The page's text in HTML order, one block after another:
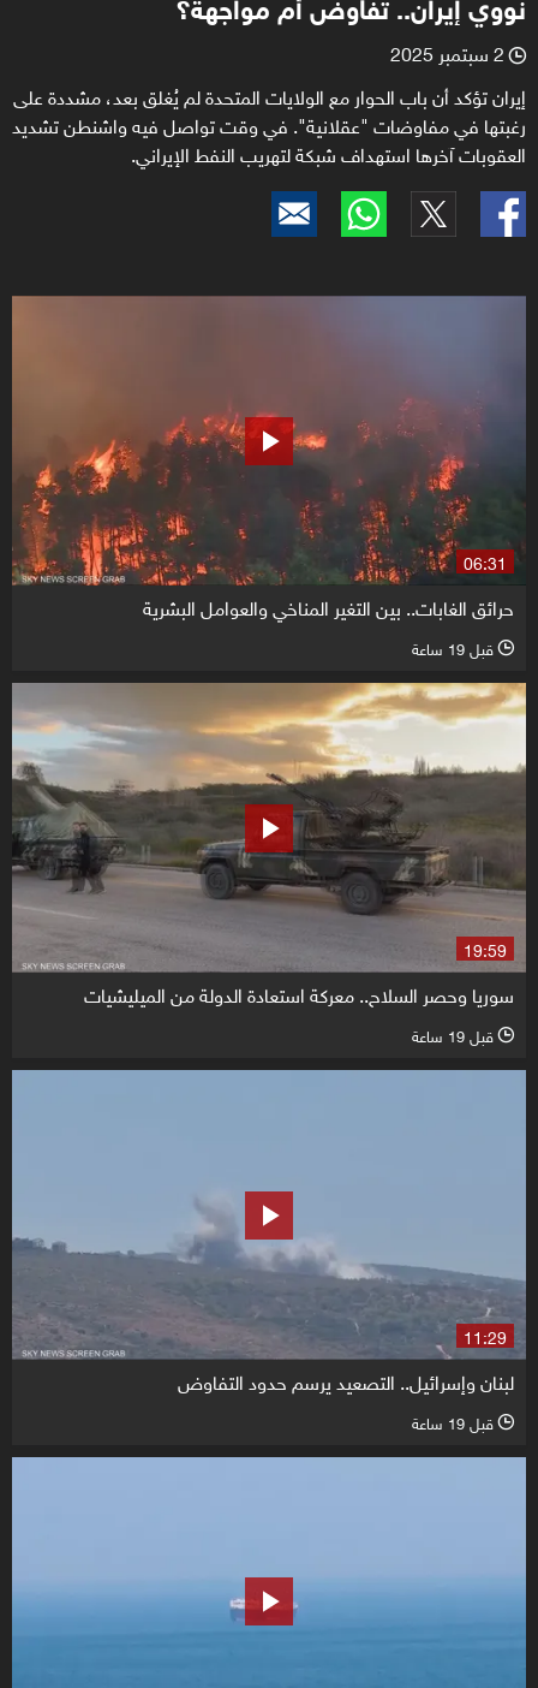
l 2 سبتمبر 2025
إيران تؤكد أن باب الحوار مع الولايات المتحدة لم يُغلق بعد، مشددة على
رغبتها في مفاوضات "عقلانية". في وقت تواصل فيه واشنطن تشديد
العقوبات آخرها استهداف شبكة لتهريب النفط الإيراني.
06:31
حرائق الغابات.. بين التغير المناخي والعوامل البشرية
l قبل 19 ساعة
19:59
سوريا وحصر السلاح.. معركة استعادة الدولة من الميليشيات
l قبل 19 ساعة
11:29
لبنان وإسرائيل.. التصعيد يرسم حدود التفاوض
l قبل 19 ساعة